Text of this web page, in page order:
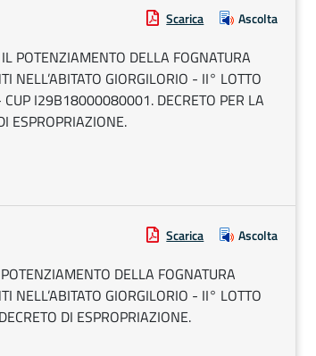
Scarica Ascolta
DELLA FOGNATURA
NELL’ABITATO GIORGILORIO - II° LOTTO
I29B18000080001. DECRETO PER LA
ESPROPRIAZIONE.
Scarica Ascolta
DELLA FOGNATURA
NELL’ABITATO GIORGILORIO - II° LOTTO
DI ESPROPRIAZIONE.